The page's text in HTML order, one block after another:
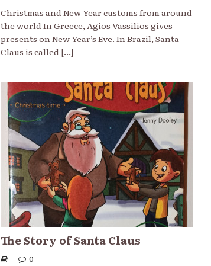
Christmas and New Year customs from around
the world In Greece, Agios Vassilios gives
presents on New Year’s Eve. In Brazil, Santa
Claus is called [...]
The Story of Santa Claus
0